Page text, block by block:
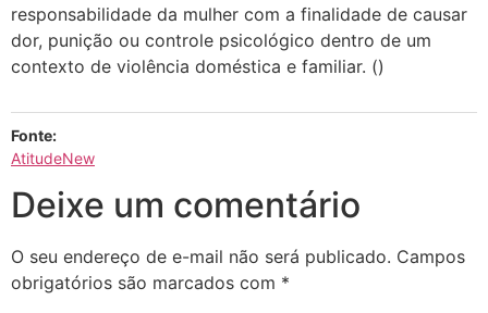
responsabilidade da mulher com a finalidade de causar
dor, punição ou controle psicológico dentro de um
contexto de violência doméstica e familiar. ()
Fonte:
AtitudeNew
Deixe um comentário
O seu endereço de e-mail não será publicado. Campos
obrigatórios são marcados com *